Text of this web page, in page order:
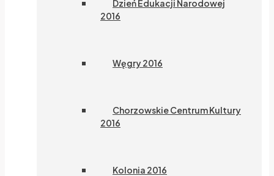
Dzień Edukacji Narodowej
2016
Węgry 2016
Chorzowskie Centrum Kultury
2016
Kolonia 2016